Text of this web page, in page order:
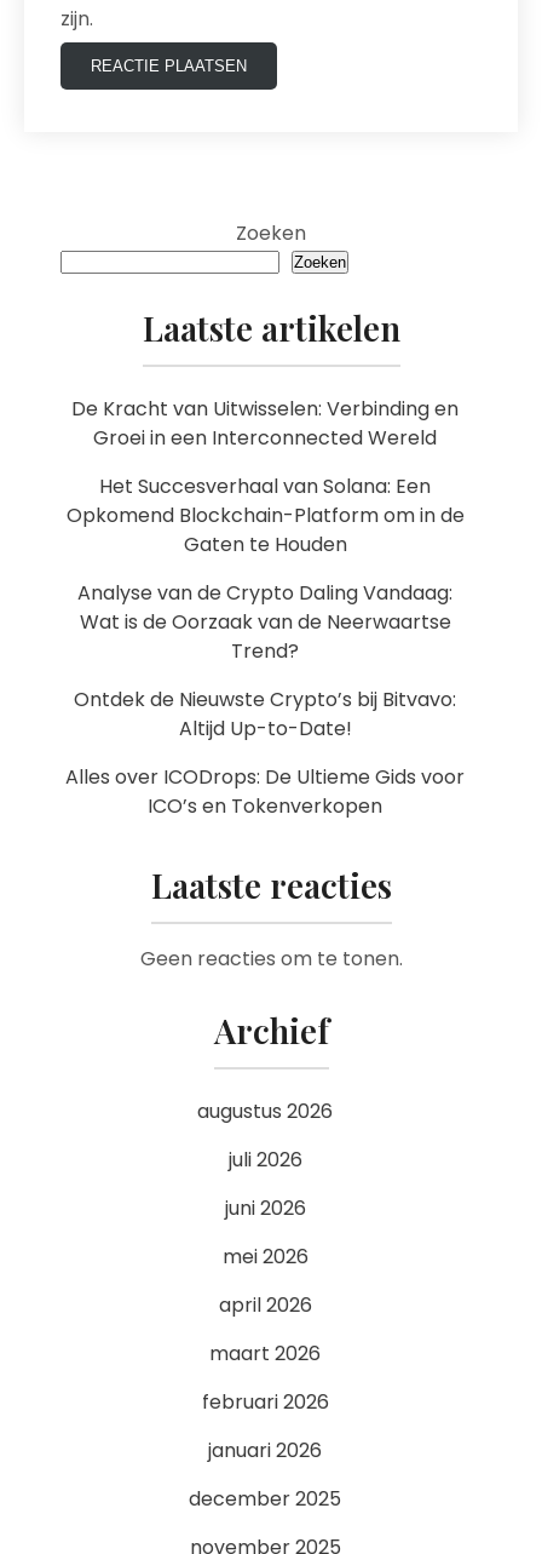
zijn.
Zoeken
Zoeken
Laatste artikelen
De Kracht van Uitwisselen: Verbinding en
Groei in een Interconnected Wereld
Het Succesverhaal van Solana: Een
Opkomend Blockchain-Platform om in de
Gaten te Houden
Analyse van de Crypto Daling Vandaag:
Wat is de Oorzaak van de Neerwaartse
Trend?
Ontdek de Nieuwste Crypto’s bij Bitvavo:
Altijd Up-to-Date!
Alles over ICODrops: De Ultieme Gids voor
ICO’s en Tokenverkopen
Laatste reacties
Geen reacties om te tonen.
Archief
augustus 2026
juli 2026
juni 2026
mei 2026
april 2026
maart 2026
februari 2026
januari 2026
december 2025
november 2025